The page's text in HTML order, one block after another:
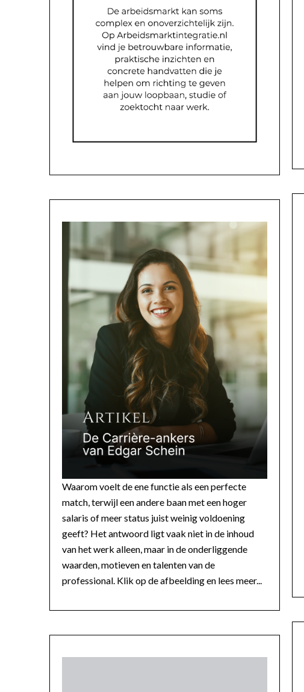
Waarom voelt de ene functie als een perfecte
match, terwijl een andere baan met een hoger
salaris of meer status juist weinig voldoening
geeft? Het antwoord ligt vaak niet in de inhoud
van het werk alleen, maar in de onderliggende
waarden, motieven en talenten van de
professional. Klik op de afbeelding en lees meer...